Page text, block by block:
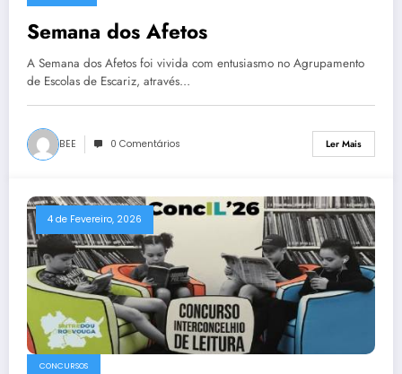
Semana dos Afetos
A Semana dos Afetos foi vivida com entusiasmo no Agrupamento
de Escolas de Escariz, através…
BEE 0 Comentários Ler Mais
4 de Fevereiro, 2026
CONCURSOS